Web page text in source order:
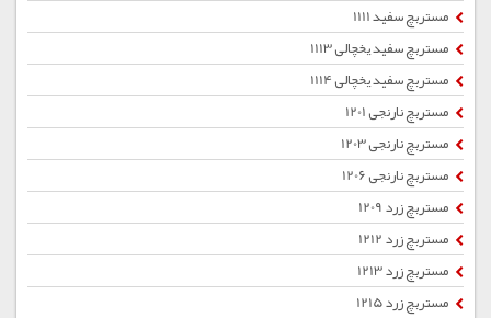
مستربچ سفید 1111
مستربچ سفید یخچالی 1113
مستربچ سفید یخچالی 1114
مستربچ نارنجی 1201
مستربچ نارنجی 1203
مستربچ نارنجی 1206
مستربچ زرد 1209
مستربچ زرد 1212
مستربچ زرد 1213
مستربچ زرد 1215